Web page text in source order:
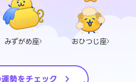
みずがめ座 おひつじ座